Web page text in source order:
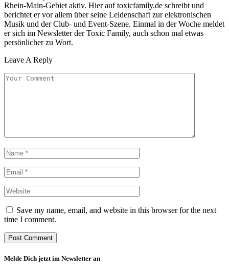
Rhein-Main-Gebiet aktiv. Hier auf toxicfamily.de schreibt und
berichtet er vor allem über seine Leidenschaft zur elektronischen
Musik und der Club- und Event-Szene. Einmal in der Woche meldet
er sich im Newsletter der Toxic Family, auch schon mal etwas
persönlicher zu Wort.
Leave A Reply
Save my name, email, and website in this browser for the next
time I comment.
Melde Dich jetzt im Newsletter an